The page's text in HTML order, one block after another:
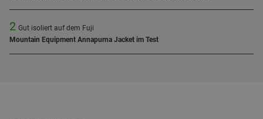
2 Gut isoliert auf dem Fuji
Mountain Equipment Annapurna Jacket im Test